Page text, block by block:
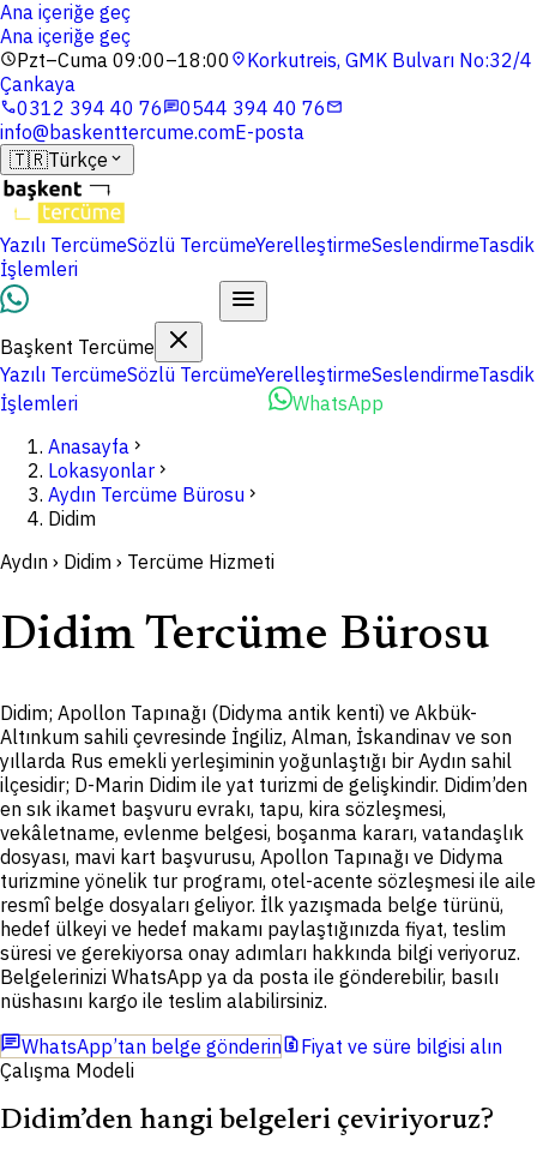
Ana içeriğe geç
Ana içeriğe geç
schedulePzt–Cuma 09:00–18:00 location_onKorkutreis, GMK Bulvarı No:32/4
Çankaya
phone0312 394 40 76chat0544 394 40 76mail
info@baskenttercume.comE-posta
🇹🇷Türkçe expand_more
Yazılı TercümeSözlü TercümeYerelleştirmeSeslendirmeTasdik
İşlemleri
Başkent Tercüme
Yazılı TercümeSözlü TercümeYerelleştirmeSeslendirmeTasdik
İşlemleri
WhatsApp
Anasayfa chevron_right
Lokasyonlar chevron_right
Aydın Tercüme Bürosu chevron_right
Didim
Aydın › Didim › Tercüme Hizmeti
Didim Tercüme Bürosu
Didim; Apollon Tapınağı (Didyma antik kenti) ve Akbük-
Altınkum sahili çevresinde İngiliz, Alman, İskandinav ve son
yıllarda Rus emekli yerleşiminin yoğunlaştığı bir Aydın sahil
ilçesidir; D-Marin Didim ile yat turizmi de gelişkindir. Didim’den
en sık ikamet başvuru evrakı, tapu, kira sözleşmesi,
vekâletname, evlenme belgesi, boşanma kararı, vatandaşlık
dosyası, mavi kart başvurusu, Apollon Tapınağı ve Didyma
turizmine yönelik tur programı, otel-acente sözleşmesi ile aile
resmî belge dosyaları geliyor. İlk yazışmada belge türünü,
hedef ülkeyi ve hedef makamı paylaştığınızda fiyat, teslim
süresi ve gerekiyorsa onay adımları hakkında bilgi veriyoruz.
Belgelerinizi WhatsApp ya da posta ile gönderebilir, basılı
nüshasını kargo ile teslim alabilirsiniz.
chatWhatsApp’tan belge gönderinrequest_quoteFiyat ve süre bilgisi alın
Çalışma Modeli
Didim’den hangi belgeleri çeviriyoruz?